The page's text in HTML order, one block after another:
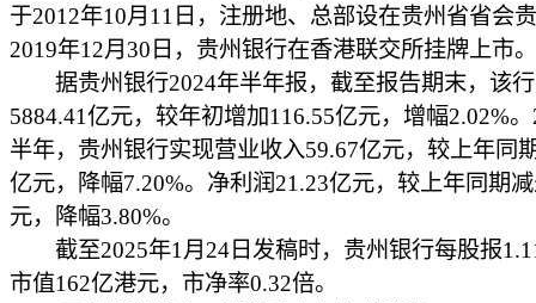
于2012年10月11日，注册地、总部设在贵州省省会
2019年12月30日，贵州银行在香港联交所挂牌上市。
据贵州银行2024年半年报，截至报告期末，该
5884.41亿元，较年初增加116.55亿元，增幅2.02%
半年，贵州银行实现营业收入59.67亿元，较上年同
亿元，降幅7.20%。净利润21.23亿元，较上年同期
元，降幅3.80%。
截至2025年1月24日发稿时，贵州银行每股报
市值162亿港元，市净率0.32倍。